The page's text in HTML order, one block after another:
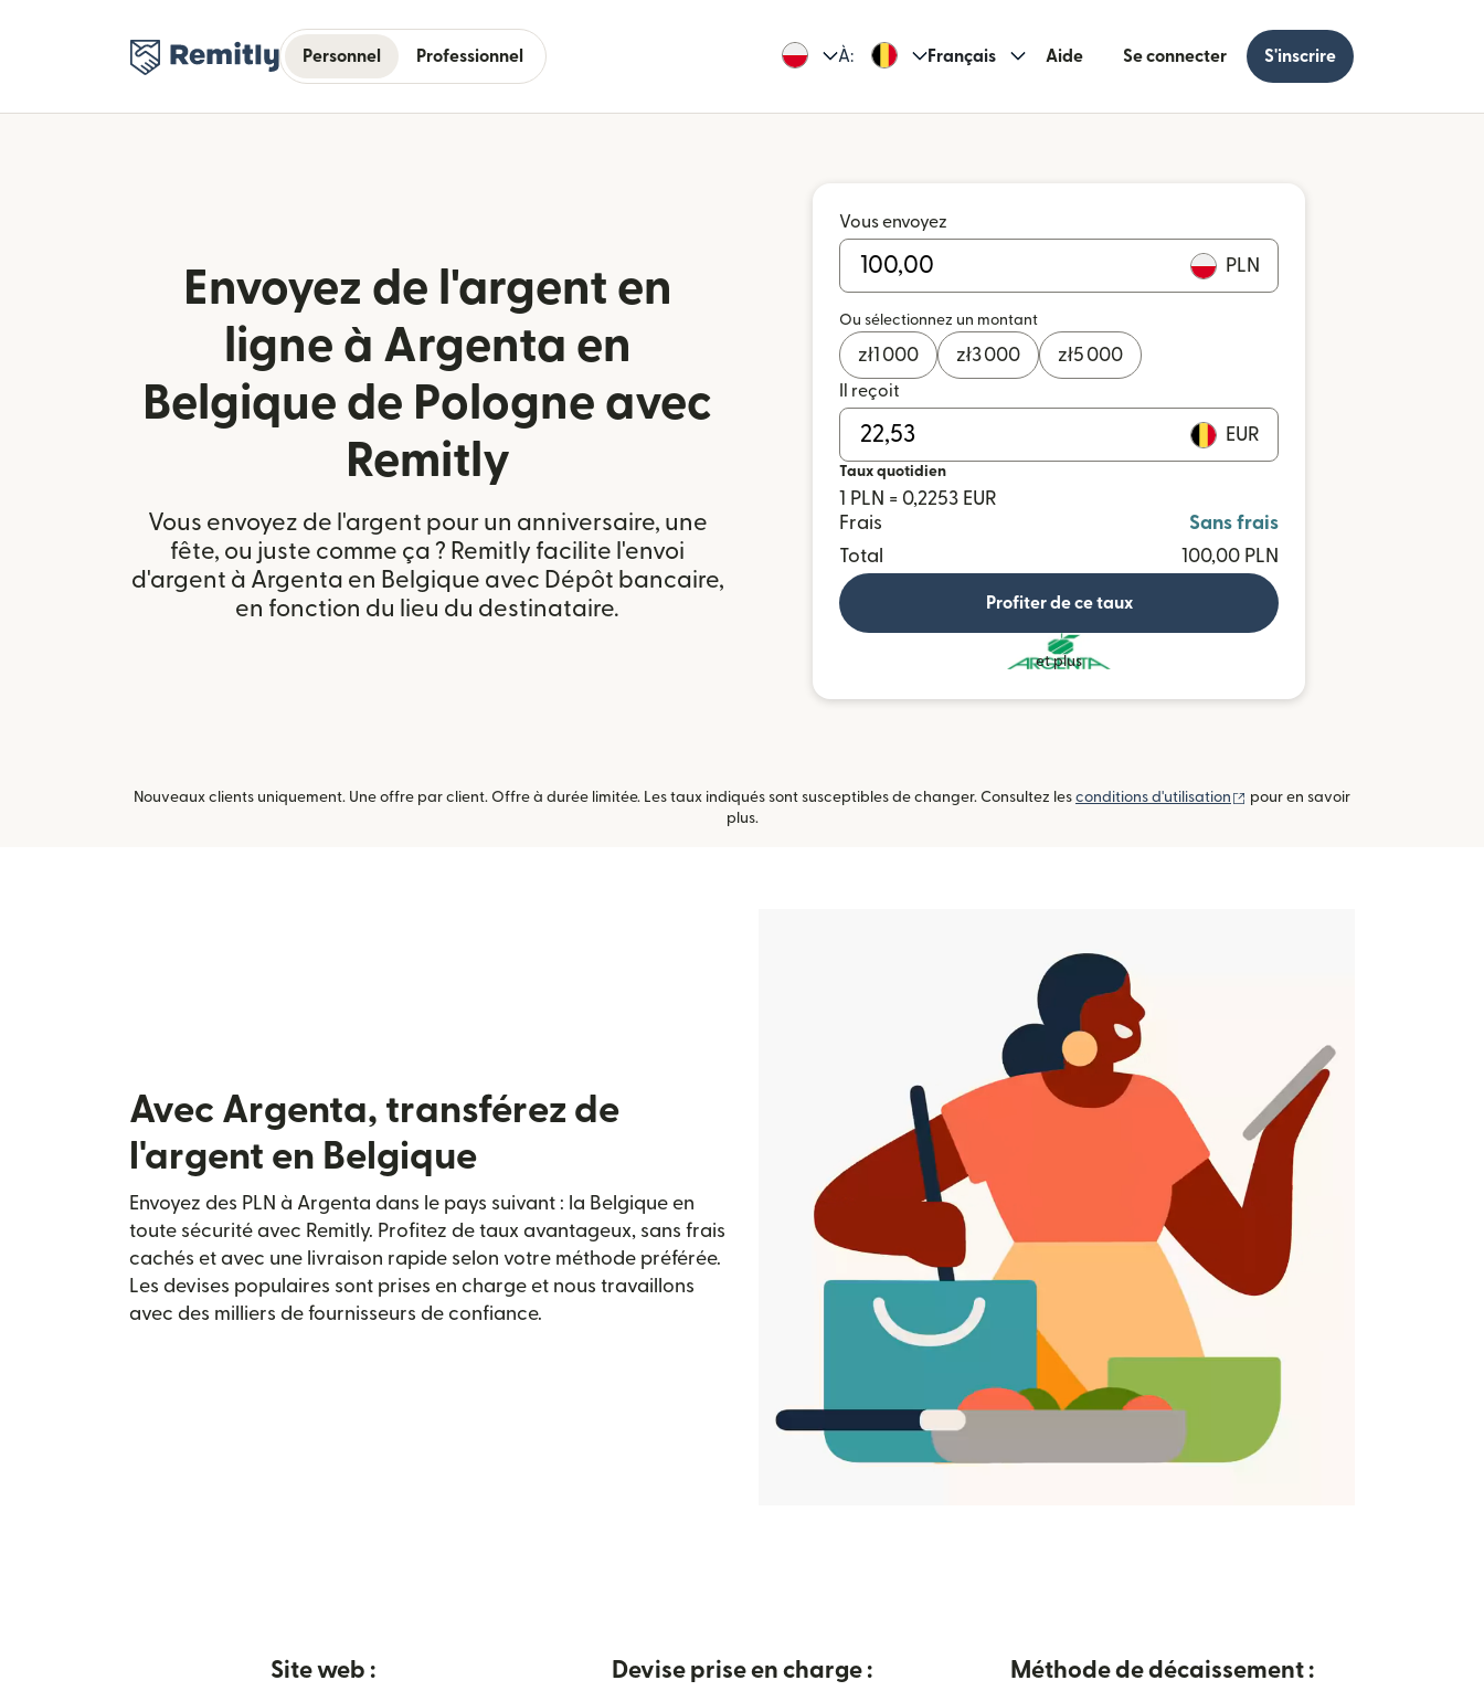
Personnel Professionnel À: Français Aide Se connecter S'inscrire
Envoyez de l'argent en
ligne à Argenta en
Belgique de Pologne avec
Remitly
Vous envoyez de l'argent pour un anniversaire, une
fête, ou juste comme ça ? Remitly facilite l'envoi
d'argent à Argenta en Belgique avec Dépôt bancaire,
en fonction du lieu du destinataire.
Vous envoyez
PLN
Ou sélectionnez un montant
zł1 000 zł3 000 zł5 000
Il reçoit
EUR
Taux quotidien
1 PLN = 0,2253 EUR
Frais
Sans frais
Total
100,00 PLN
Profiter de ce taux
et plus
Nouveaux clients uniquement. Une offre par client. Offre à durée limitée. Les taux indiqués sont susceptibles de changer. Consultez les conditions d'utilisation (s'ouvre dans une nouvelle
pour en savoir
plus.
Avec Argenta, transférez de
l'argent en Belgique
Envoyez des PLN à Argenta dans le pays suivant : la Belgique en
toute sécurité avec Remitly. Profitez de taux avantageux, sans frais
cachés et avec une livraison rapide selon votre méthode préférée.
Les devises populaires sont prises en charge et nous travaillons
avec des milliers de fournisseurs de confiance.
Site web : Devise prise en charge : Méthode de décaissement :